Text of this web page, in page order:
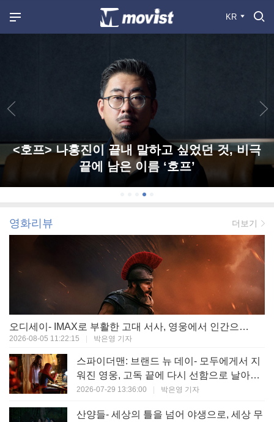
KR
<호프> 나홍진이 끝내 말하고 싶었던 것, 비극
끝에 남은 이름 ‘호프’
영화리뷰 더보기
오디세이- IMAX로 부활한 고대 서사, 영웅에서 인간으로의 귀환 (오락성 9 | 작품성 9)
2026-08-05 11:22:15 박은영 기자
스파이더맨: 브랜드 뉴 데이- 모두에게서 지
워진 영웅, 고독 끝에 다시 선함으로 날아오
르다 (오락성 8 | 작품성 8)
2026-07-29 13:36:00 박은영 기자
산양들- 세상의 틀을 넘어 야생으로, 세상 무